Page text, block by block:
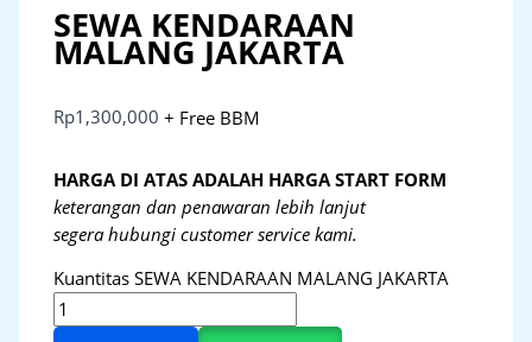
SEWA KENDARAAN
MALANG JAKARTA
Rp1,300,000 + Free BBM
HARGA DI ATAS ADALAH HARGA START FORM
keterangan dan penawaran lebih lanjut
segera hubungi customer service kami.
Kuantitas SEWA KENDARAAN MALANG JAKARTA